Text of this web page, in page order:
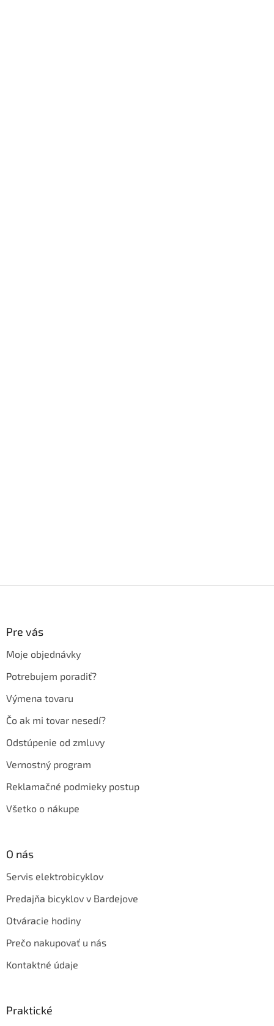
Pre vás
Moje objednávky
Potrebujem poradiť?
Výmena tovaru
Čo ak mi tovar nesedí?
Odstúpenie od zmluvy
Vernostný program
Reklamačné podmieky postup
Všetko o nákupe
O nás
Servis elektrobicyklov
Predajňa bicyklov v Bardejove
Otváracie hodiny
Prečo nakupovať u nás
Kontaktné údaje
Praktické